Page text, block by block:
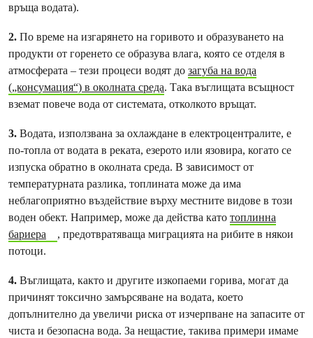
връща водата).
2. По време на изгарянето на горивото и образуването на
продукти от горенето се образува влага, която се отделя в
атмосферата – тези процеси водят до загуба на вода
(„консумация“) в околната среда. Така въглищата всъщност
вземат повече вода от системата, отколкото връщат.
3. Водата, използвана за охлаждане в електроцентралите, е
по-топла от водата в реката, езерото или язовира, когато се
изпуска обратно в околната среда. В зависимост от
температурната разлика, топлината може да има
неблагоприятно въздействие върху местните видове в този
воден обект. Например, може да действа като топлинна
бариера
, предотвратяваща миграцията на рибите в някои
потоци.
4. Въглищата, както и другите изкопаеми горива, могат да
причинят токсично замърсяване на водата, което
допълнително да увеличи риска от изчерпване на запасите от
чиста и безопасна вода. За нещастие, такива примери имаме